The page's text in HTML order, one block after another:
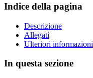
Indice della pagina
Descrizione
Allegati
Ulteriori informazioni
In questa sezione